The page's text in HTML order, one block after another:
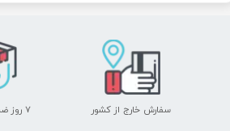
سفارش خارج از کشور
۷ روز ضمانت بازگشت